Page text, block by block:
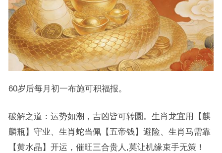
60岁后每月初一布施可积福报。
破解之道：运势如潮，吉凶皆可转圜。生肖龙宜用【麒
麟瓶】守业、生肖蛇当佩【五帝钱】避险、生肖马需靠
【黄水晶】开运，催旺三合贵人,莫让机缘束手无策！